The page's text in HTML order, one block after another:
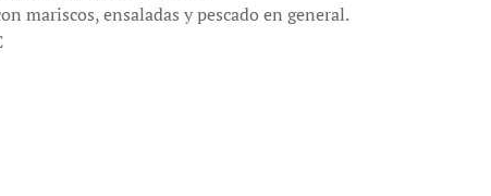
mariscos, ensaladas y pescado en general.